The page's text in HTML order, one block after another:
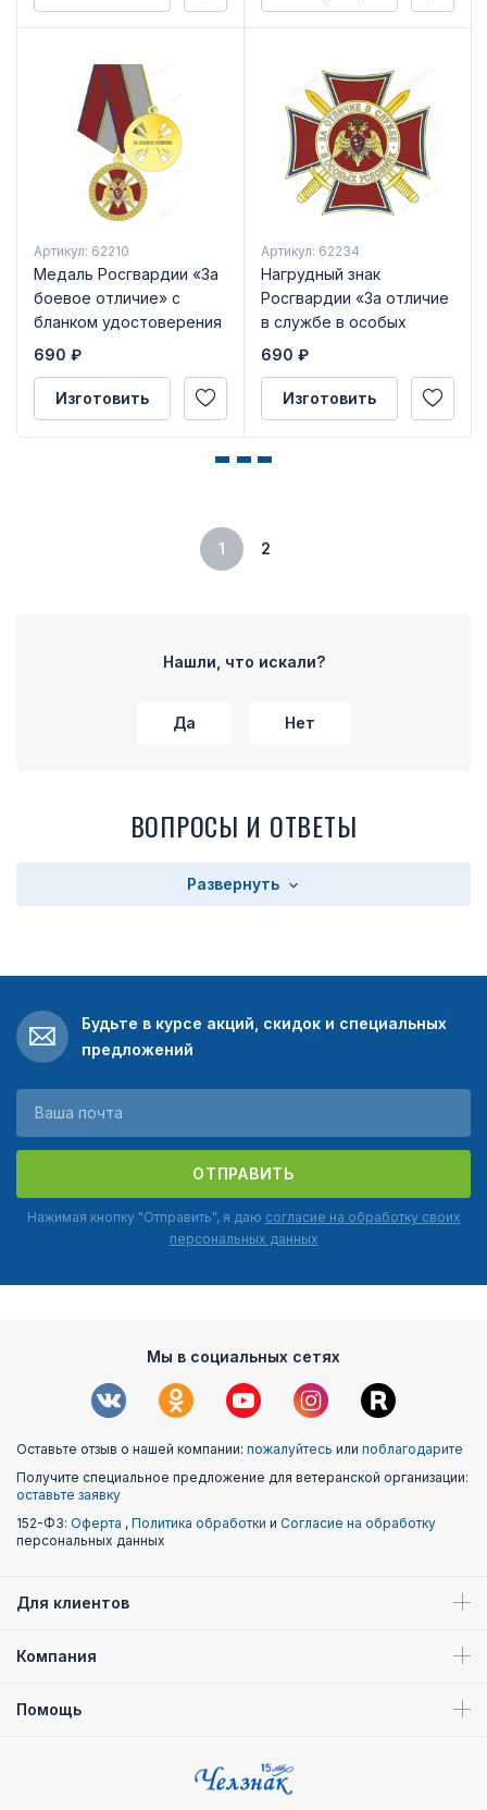
Артикул: 62210
Медаль Росгвардии «За
боевое отличие» с
бланком удостоверения
690 ₽
Изготовить
Артикул: 62234
Нагрудный знак
Росгвардии «За отличие
в службе в особых
условиях» с бланком
690 ₽
Изготовить
1 2
Нашли, что искали?
Да Нет
ВОПРОСЫ И ОТВЕТЫ
Развернуть
Будьте в курсе акций, скидок и специальных
предложений
ОТПРАВИТЬ
Нажимая кнопку "Отправить", я даю согласие на обработку своих
персональных данных
Мы в социальных сетях
Оставьте отзыв о нашей компании: пожалуйтесь или поблагодарите
Получите специальное предложение для ветеранской организации:
оставьте заявку
152-ФЗ: Оферта , Политика обработки и Согласие на обработку
персональных данных
Для клиентов
Компания
Помощь